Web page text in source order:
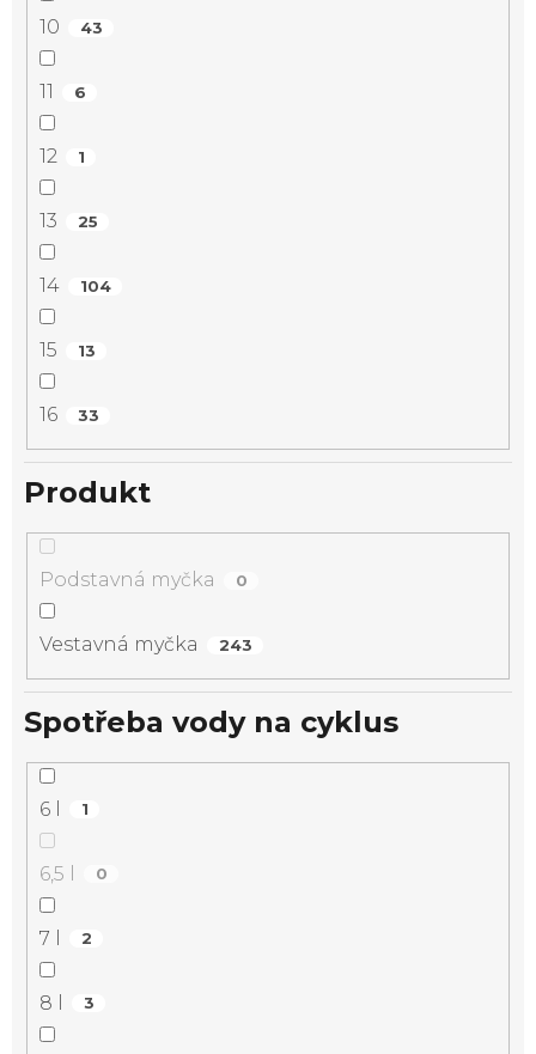
10 43
11 6
12 1
13 25
14 104
15 13
16 33
Produkt
Podstavná myčka 0
Vestavná myčka 243
Spotřeba vody na cyklus
6 l 1
6,5 l 0
7 l 2
8 l 3